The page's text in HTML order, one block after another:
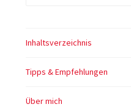
Inhaltsverzeichnis
Tipps & Empfehlungen
Über mich